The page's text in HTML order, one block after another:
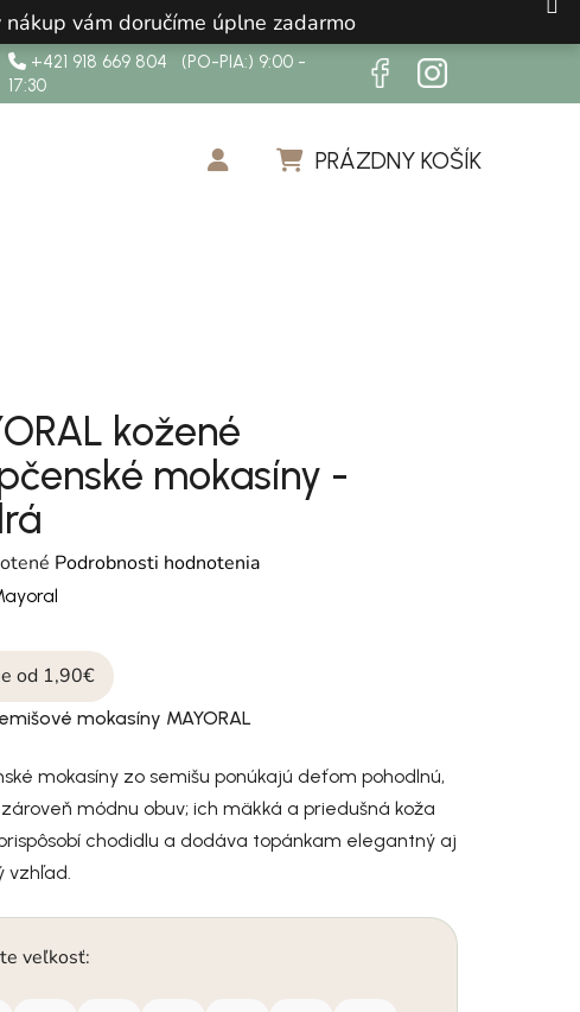
vám doručíme úplne zadarmo
+421 918 669 804 (PO-PIA:) 9:00 -
17:30
PRÁZDNY KOŠÍK
kožené
mokasíny -
hodnotenie produktu je 0,0 z 5 hviezdičiek.
Podrobnosti hodnotenia
od 1,90€
mokasíny MAYORAL
mokasíny zo semišu ponúkajú deťom pohodlnú,
módnu obuv; ich mäkká a priedušná koža
chodidlu a dodáva topánkam elegantný aj
vzhľad.
veľkosť: